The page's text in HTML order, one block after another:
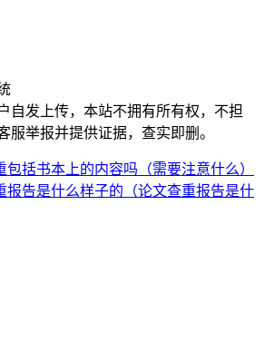
自发上传，本站不拥有所有权，不担
服举报并提供证据，查实即删。
包括书本上的内容吗（需要注意什么）
报告是什么样子的（论文查重报告是什